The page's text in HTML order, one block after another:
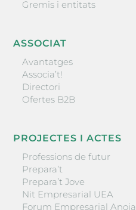
Gremis i entitats
ASSOCIAT
Avantatges
Associa’t!
Directori
Ofertes B2B
PROJECTES I ACTES
Professions de futur
Prepara’t
Prepara’t Jove
Nit Empresarial UEA
Forum Empresarial Anoia